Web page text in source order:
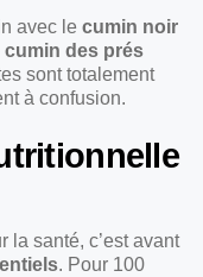
avec le cumin noir
cumin des prés
sont totalement
à confusion.
la santé, c’est avant
. Pour 100